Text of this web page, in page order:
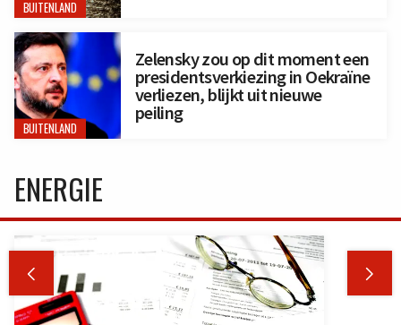
BUITENLAND
BUITENLAND
Zelensky zou op dit moment een
presidentsverkiezing in Oekraïne
verliezen, blijkt uit nieuwe
peiling
ENERGIE
 